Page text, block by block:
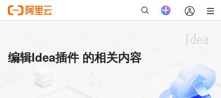
编辑Idea插件 的相关内容